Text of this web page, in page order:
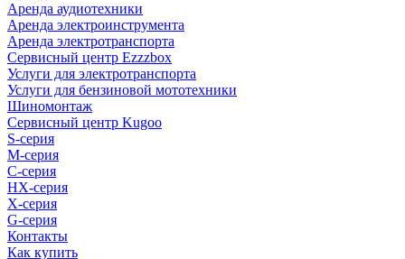
Аренда аудиотехники
Аренда электроинструмента
Аренда электротранспорта
Сервисный центр Ezzzbox
Услуги для электротранспорта
Услуги для бензиновой мототехники
Шиномонтаж
Сервисный центр Kugoo
S-cерия
M-серия
С-серия
HX-серия
X-серия
G-серия
Контакты
Как купить